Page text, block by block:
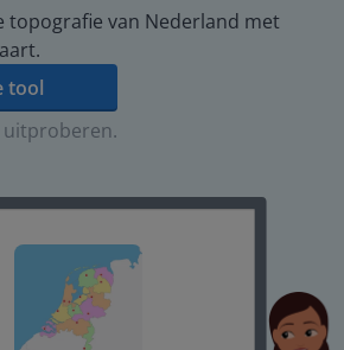
topografie van Nederland met
tool
uitproberen.